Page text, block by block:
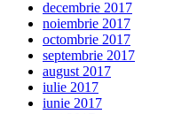
decembrie 2017
noiembrie 2017
octombrie 2017
septembrie 2017
august 2017
iulie 2017
iunie 2017